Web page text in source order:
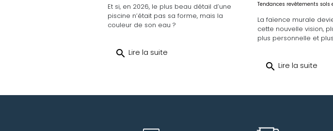
Et si, en 2026, le plus beau détail d’une
piscine n’était pas sa forme, mais la
couleur de son eau ?
search Lire la suite
Tendances revêtements sols
La faïence murale
cette nouvelle vision,
plus personnelle et
search Lire la suite